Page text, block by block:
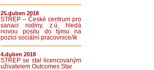
25.duben 2018
STŘEP – České centrum pro
sanaci rodiny, z.ú. hledá
novou posilu do týmu na
pozici sociální pracovnice/ík
4.duben 2018
STŘEP se stal licencovaným
uživatelem Outcomes Star